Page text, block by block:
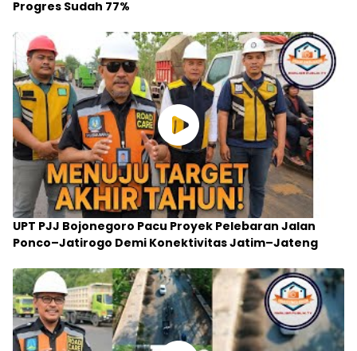
Progres Sudah 77%
UPT PJJ Bojonegoro Pacu Proyek Pelebaran Jalan
Ponco–Jatirogo Demi Konektivitas Jatim–Jateng